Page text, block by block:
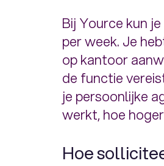
Bij Yource kun
per week. Je
op kantoor
de functie
je persoonlijke
werkt, hoe
Hoe